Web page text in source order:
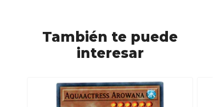
También te puede
interesar